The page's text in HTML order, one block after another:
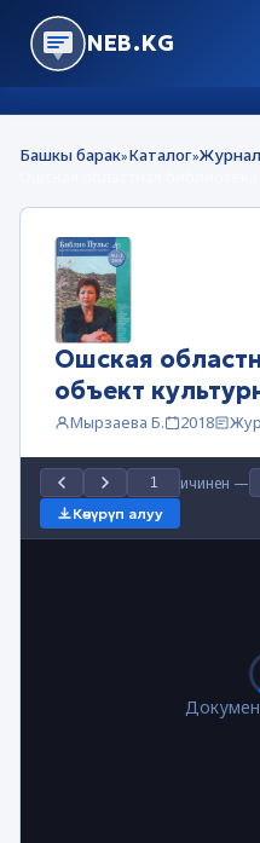
NEB.KG
Башкы барак»Каталог»
Ошская
объект
Мырзаева Б. 2018
ичинен —
Көчүрүп алуу